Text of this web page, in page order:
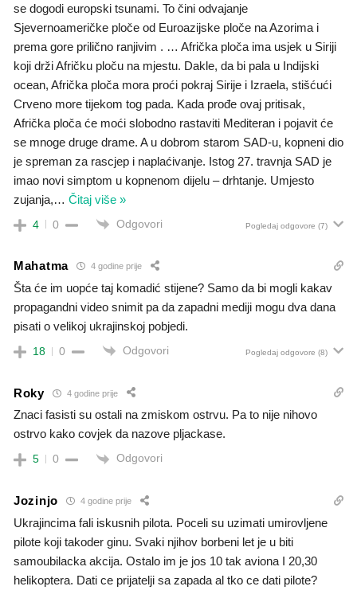
se dogodi europski tsunami. To čini odvajanje
Sjevernoameričke ploče od Euroazijske ploče na Azorima i
prema gore prilično ranjivim . … Afrička ploča ima usjek u Siriji
koji drži Afričku ploču na mjestu. Dakle, da bi pala u Indijski
ocean, Afrička ploča mora proći pokraj Sirije i Izraela, stišćući
Crveno more tijekom tog pada. Kada prođe ovaj pritisak,
Afrička ploča će moći slobodno rastaviti Mediteran i pojavit će
se mnoge druge drame. A u dobrom starom SAD-u, kopneni dio
je spreman za rascjep i naplaćivanje. Istog 27. travnja SAD je
imao novi simptom u kopnenom dijelu – drhtanje. Umjesto
zujanja,… Čitaj više »
4 0 Odgovori Pogledaj odgovore (7)
Mahatma 4 godine prije
Šta će im uopće taj komadić stijene? Samo da bi mogli kakav
propagandni video snimit pa da zapadni mediji mogu dva dana
pisati o velikoj ukrajinskoj pobjedi.
18 0 Odgovori Pogledaj odgovore (8)
Roky 4 godine prije
Znaci fasisti su ostali na zmiskom ostrvu. Pa to nije nihovo
ostrvo kako covjek da nazove pljackase.
5 0 Odgovori
Jozinjo 4 godine prije
Ukrajincima fali iskusnih pilota. Poceli su uzimati umirovljene
pilote koji takoder ginu. Svaki njihov borbeni let je u biti
samoubilacka akcija. Ostalo im je jos 10 tak aviona I 20,30
helikoptera. Dati ce prijatelji sa zapada al tko ce dati pilote?